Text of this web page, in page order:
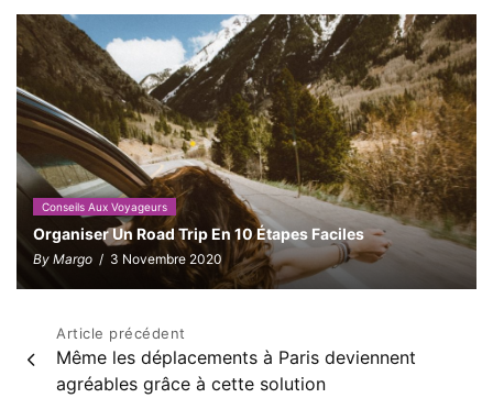
Conseils Aux Voyageurs
Organiser Un Road Trip En 10 Étapes Faciles
By Margo / 3 Novembre 2020
Navigation
de
Article précédent
Même les déplacements à Paris deviennent
agréables grâce à cette solution